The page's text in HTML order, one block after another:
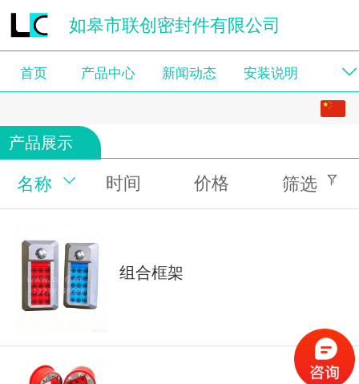
如皋市联创密封件有限公司
首页 产品中心 新闻动态 安装说明
产品展示
名称 时间 价格 筛选
组合框架